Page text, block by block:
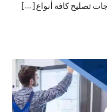
تصليح كافة أنواع […]